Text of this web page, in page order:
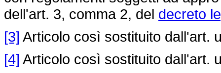
dell'art. 3, comma 2, del decreto
[3] Articolo così sostituito dall'art.
[4] Articolo così sostituito dall'art.